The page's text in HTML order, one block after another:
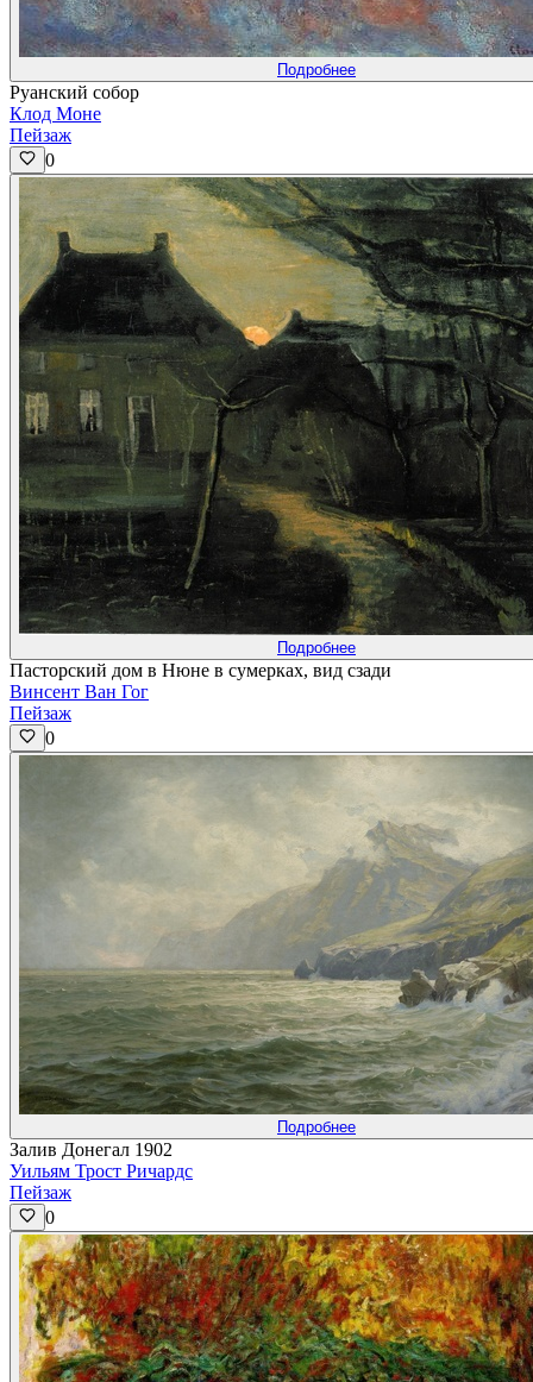
Подробнее
Руанский собор
Клод Моне
Пейзаж
0
Подробнее
Пасторский дом в Нюне в сумерках, вид сзади
Винсент Ван Гог
Пейзаж
0
Подробнее
Залив Донегал 1902
Уильям Трост Ричардс
Пейзаж
0